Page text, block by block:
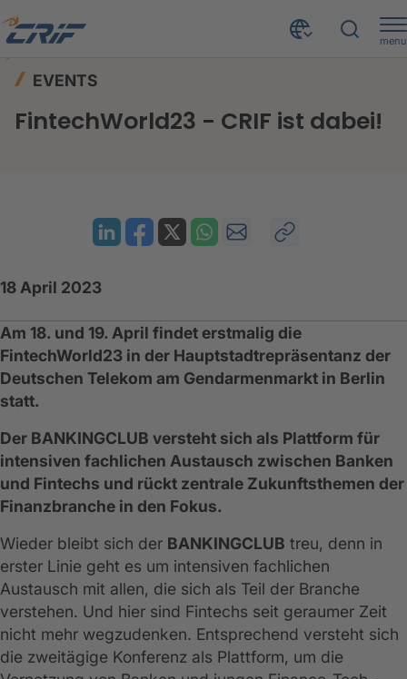
menu
FintechWorld23 - CRIF ist dabei!
EVENTS
FintechWorld23 - CRIF ist dabei!
18 April 2023
Am 18. und 19. April findet erstmalig die
FintechWorld23 in der Hauptstadtrepräsentanz der
Deutschen Telekom am Gendarmenmarkt in Berlin
statt.
Der BANKINGCLUB versteht sich als Plattform für
intensiven fachlichen Austausch zwischen Banken
und Fintechs und rückt zentrale Zukunftsthemen der
Finanzbranche in den Fokus.
Wieder bleibt sich der BANKINGCLUB treu, denn in
erster Linie geht es um intensiven fachlichen
Austausch mit allen, die sich als Teil der Branche
verstehen. Und hier sind Fintechs seit geraumer Zeit
nicht mehr wegzudenken. Entsprechend versteht sich
die zweitägige Konferenz als Plattform, um die